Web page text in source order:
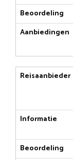
Beoordeling
Aanbiedingen
Reisaanbieder
Informatie
Beoordeling